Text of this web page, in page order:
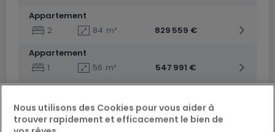
Appartement
2
84 m²
829 559 €
Appartement
1
56 m²
547 991 €
2
84 m² 846 655 €
Nous utilisons des Cookies pour vous aider à
trouver rapidement et efficacement le bien de